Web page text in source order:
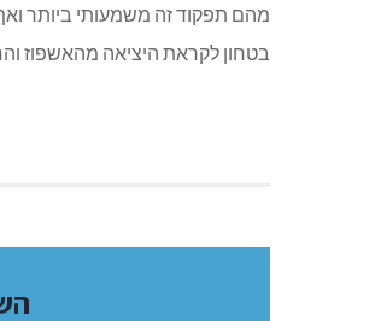
מהם תפקוד זה משמעותי ביותר
בטחון לקראת היציאה מהאשפוז